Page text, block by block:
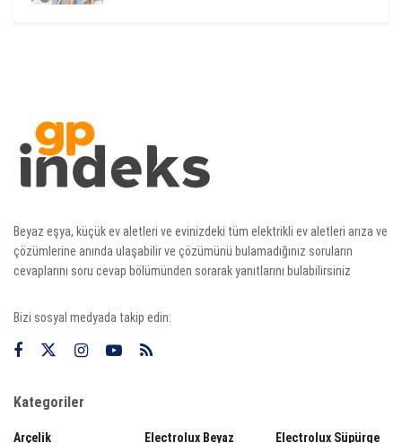
Beyaz eşya, küçük ev aletleri ve evinizdeki tüm elektrikli ev aletleri arıza ve
çözümlerine anında ulaşabilir ve çözümünü bulamadığınız soruların
cevaplarını soru cevap bölümünden sorarak yanıtlarını bulabilirsiniz
Bizi sosyal medyada takip edin:
Kategoriler
Arçelik Electrolux Beyaz Electrolux Süpürge